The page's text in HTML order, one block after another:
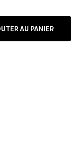
AU PANIER